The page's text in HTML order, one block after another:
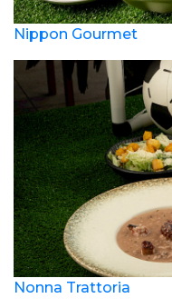
Nippon Gourmet
Nonna Trattoria